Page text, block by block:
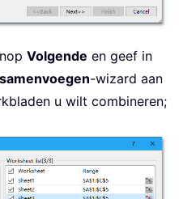
Volgende en geef in
-wizard aan
u wilt combineren;